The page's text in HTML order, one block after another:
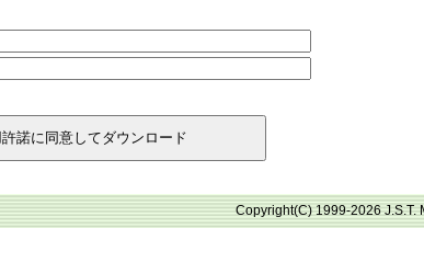
Copyright(C) 1999-2026 J.S.T.